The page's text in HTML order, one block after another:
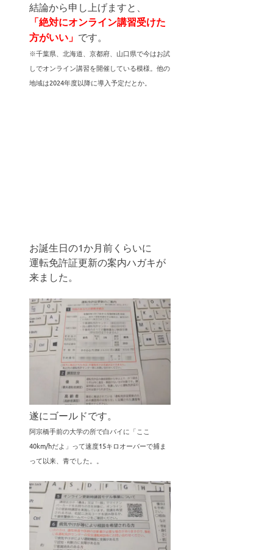
結論から申し上げますと、
「絶対にオンライン講習受けた
方がいい」 です。
※千葉県、北海道、京都府、山口県で今はお試
しでオンライン講習を開催している模様。他の
地域は2024年度以降に導入予定だとか。
お誕生日の1か月前くらいに
運転免許証更新の案内ハガキが
来ました。
遂にゴールドです。
阿宗橋手前の大学の所で白バイに「ここ
40km/hだよ」って速度15キロオーバーで捕ま
って以来、青でした。。